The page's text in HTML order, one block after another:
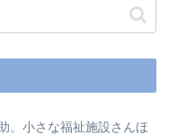
。小さな福祉施設さんほ